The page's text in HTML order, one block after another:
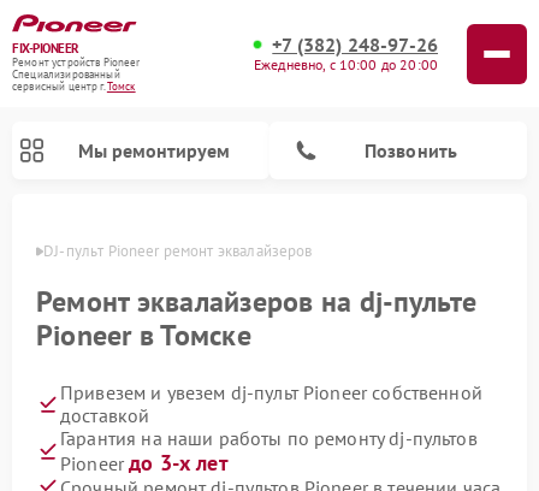
FIX-PIONEER
Ремонт устройств Pioneer
Специализированный
cервисный центр г.Томск
+7 (382) 248-97-26
Ежедневно, с 10:00 до 20:00
Мы ремонтируем Позвонить
DJ-пульт Pioneer ремонт эквалайзеров
Ремонт эквалайзеров на dj-пульте
Pioneer в Томске
Привезем и увезем dj-пульт Pioneer собственной
доставкой
Гарантия на наши работы по ремонту dj-пультов
Pioneerдо 3-х лет